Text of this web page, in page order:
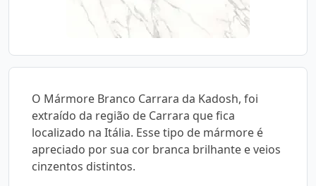
O Mármore Branco Carrara da Kadosh, foi
extraído da região de Carrara que fica
localizado na Itália. Esse tipo de mármore é
apreciado por sua cor branca brilhante e veios
cinzentos distintos.